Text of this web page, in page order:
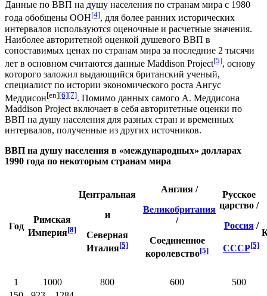
Данные по ВВП на душу населения по странам мира с 1980
года обобщены ООН[4], для более ранних исторических
интервалов используются оценочные и расчетные значения.
Наиболее авторитетной оценкой душевого ВВП в
сопоставимых ценах по странам мира за последние 2 тысячи
лет в основном считаются данные Maddison Project[5], основу
которого заложил выдающийся британский ученый,
специалист по истории экономического роста Ангус
Меддисон[en][6][7]. Помимо данных самого А. Меддисона
Maddison Project включает в себя авторитетные оценки по
ВВП на душу населения для разных стран и временных
интервалов, полученные из других источников.
ВВП на душу населения в «международных» долларах
1990 года по некоторым странам мира
Год
Римская
Империя[8]
Центральная
и
Северная
Италия[5]
Англия /
Великобритания
/
Соединенное
королевство[5]
Русское
царство/
Россия/
СССР[5]
1 1000 800 600
500